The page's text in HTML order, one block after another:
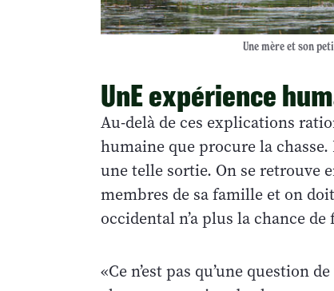
Une mère et son
UnE expérience
Au-delà de ces explications
humaine que procure la
une telle sortie. On se retrouve
membres de sa famille et on
occidental n’a plus la chance
«Ce n’est pas qu’une question